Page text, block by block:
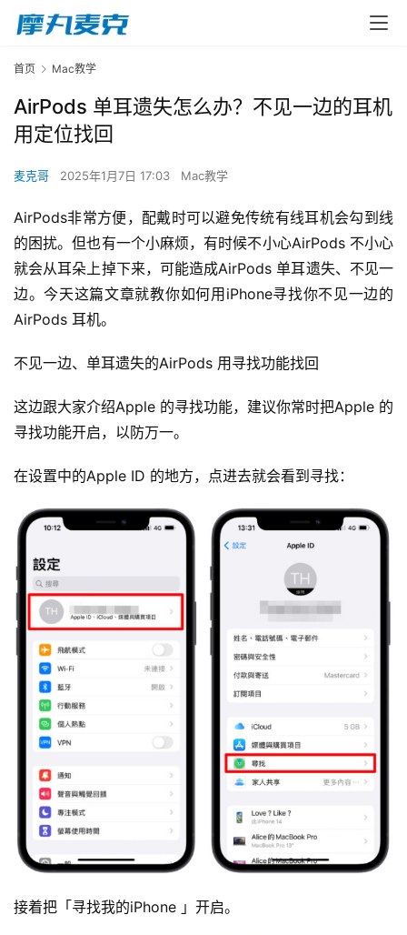
首页 Mac教学
AirPods 单耳遗失怎么办？不见一边的耳机
用定位找回
麦克哥 2025年1月7日 17:03 Mac教学
AirPods非常方便，配戴时可以避免传统有线耳机会勾到线
的困扰。但也有一个小麻烦，有时候不小心AirPods 不小心
就会从耳朵上掉下来，可能造成AirPods 单耳遗失、不见一
边。今天这篇文章就教你如何用iPhone寻找你不见一边的
AirPods 耳机。
不见一边、单耳遗失的AirPods 用寻找功能找回
这边跟大家介绍Apple 的寻找功能，建议你常时把Apple 的
寻找功能开启，以防万一。
在设置中的Apple ID 的地方，点进去就会看到寻找：
接着把「寻找我的iPhone 」开启。